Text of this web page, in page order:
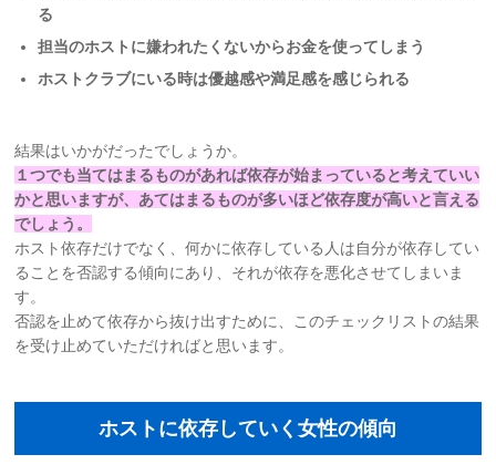
る
担当のホストに嫌われたくないからお金を使ってしまう
ホストクラブにいる時は優越感や満足感を感じられる
結果はいかがだったでしょうか。
１つでも当てはまるものがあれば依存が始まっていると考えていい
かと思いますが、あてはまるものが多いほど依存度が高いと言える
でしょう。
ホスト依存だけでなく、何かに依存している人は自分が依存してい
ることを否認する傾向にあり、それが依存を悪化させてしまいま
す。
否認を止めて依存から抜け出すために、このチェックリストの結果
を受け止めていただければと思います。
ホストに依存していく女性の傾向